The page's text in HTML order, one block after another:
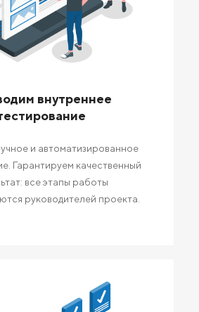
внутреннее
и автоматизированное
Гарантируем качественный
все этапы работы
руководителей проекта.